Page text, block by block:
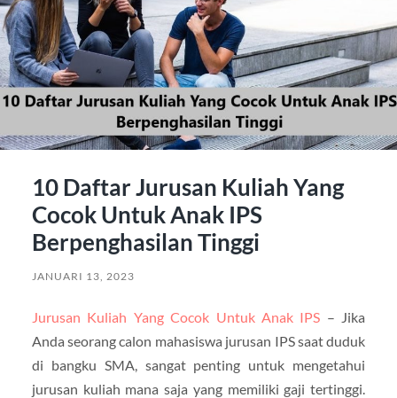
10 Daftar Jurusan Kuliah Yang
Cocok Untuk Anak IPS
Berpenghasilan Tinggi
JANUARI 13, 2023
Jurusan Kuliah Yang Cocok Untuk Anak IPS – Jika
Anda seorang calon mahasiswa jurusan IPS saat duduk
di bangku SMA, sangat penting untuk mengetahui
jurusan kuliah mana saja yang memiliki gaji tertinggi.